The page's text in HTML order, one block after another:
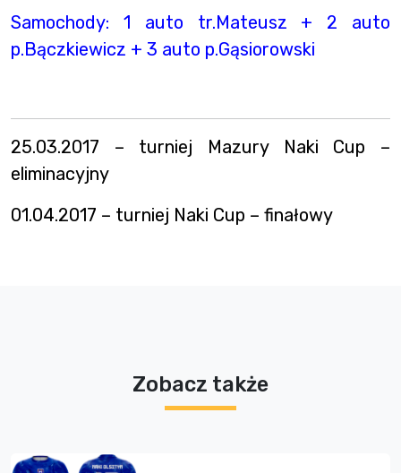
Samochody: 1 auto tr.Mateusz + 2 auto
p.Bączkiewicz + 3 auto p.Gąsiorowski
25.03.2017 – turniej Mazury Naki Cup –
eliminacyjny
01.04.2017 – turniej Naki Cup – finałowy
Zobacz także